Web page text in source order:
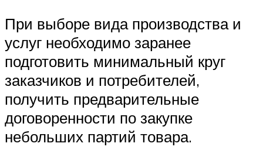
При выборе вида производства и
услуг необходимо заранее
подготовить минимальный круг
заказчиков и потребителей,
получить предварительные
договоренности по закупке
небольших партий товара.